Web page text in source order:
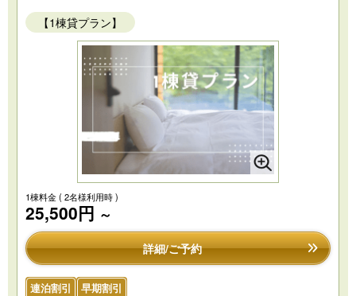
【1棟貸プラン】
1棟料金( 2名様利用時 )
25,500円 ～
詳細/ご予約
連泊割引 早期割引